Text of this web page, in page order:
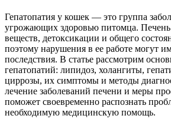
Гепатопатия у кошек — это группа
угрожающих здоровью питомца.
веществ, детоксикации и общего
поэтому нарушения в ее работе могут
последствия. В статье рассмотрим
гепатопатий: липидоз, холангиты,
циррозы, их симптомы и методы
лечение заболеваний печени и меры
поможет своевременно распознать
необходимую медицинскую помощь.